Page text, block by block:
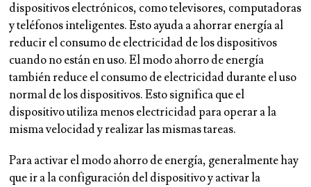
dispositivos electrónicos, como televisores, computadoras
y teléfonos inteligentes. Esto ayuda a ahorrar energía al
reducir el consumo de electricidad de los dispositivos
cuando no están en uso. El modo ahorro de energía
también reduce el consumo de electricidad durante el uso
normal de los dispositivos. Esto significa que el
dispositivo utiliza menos electricidad para operar a la
misma velocidad y realizar las mismas tareas.
Para activar el modo ahorro de energía, generalmente hay
que ir a la configuración del dispositivo y activar la